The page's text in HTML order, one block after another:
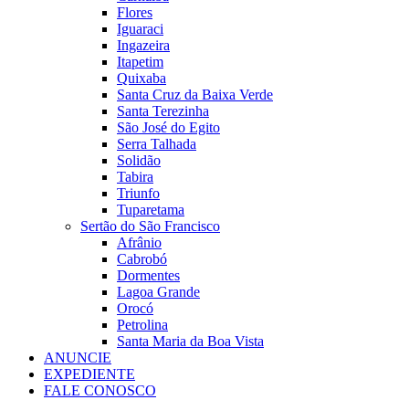
Flores
Iguaraci
Ingazeira
Itapetim
Quixaba
Santa Cruz da Baixa Verde
Santa Terezinha
São José do Egito
Serra Talhada
Solidão
Tabira
Triunfo
Tuparetama
Sertão do São Francisco
Afrânio
Cabrobó
Dormentes
Lagoa Grande
Orocó
Petrolina
Santa Maria da Boa Vista
ANUNCIE
EXPEDIENTE
FALE CONOSCO